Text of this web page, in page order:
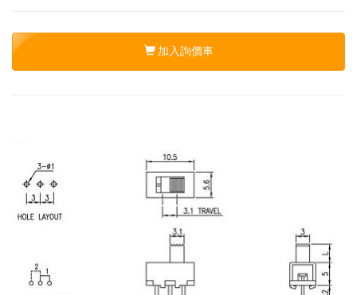
加入詢價車